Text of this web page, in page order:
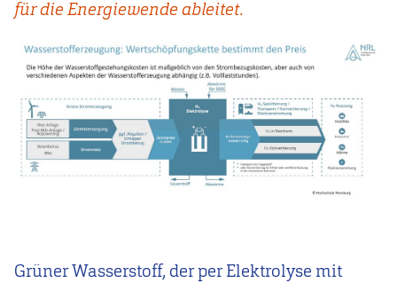
für die Energiewende ableitet.
Grüner Wasserstoff, der per Elektrolyse mit